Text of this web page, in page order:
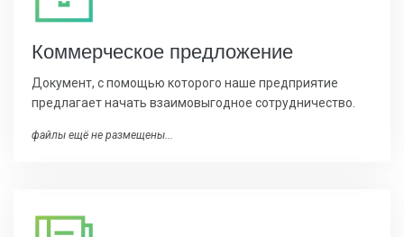
Коммерческое предложение
Документ, с помощью которого наше предприятие
предлагает начать взаимовыгодное сотрудничество.
файлы ещё не размещены...